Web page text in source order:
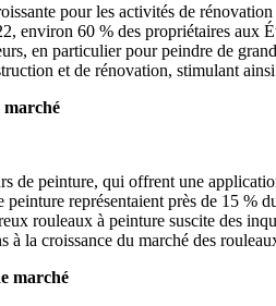
pour les activités de
environ 60 % des propriétaires aux
en particulier pour peindre de
et de rénovation, stimulant
marché
de peinture, qui offrent une
peinture représentaient près de 15 %
rouleaux à peinture suscite des
à la croissance du marché des
marché